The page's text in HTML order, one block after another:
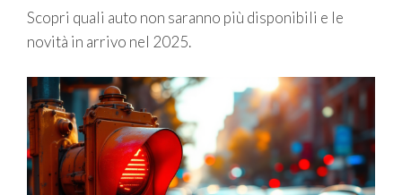
Scopri quali auto non saranno più disponibili e le
novità in arrivo nel 2025.